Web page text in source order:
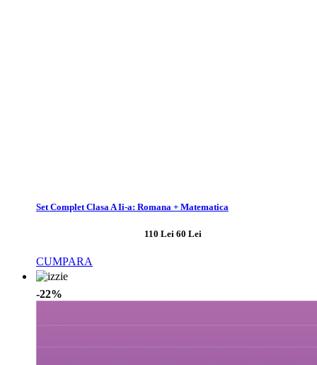
Set Complet Clasa A Ii-a: Romana + Matematica
110 Lei60 Lei
CUMPARA
-22%